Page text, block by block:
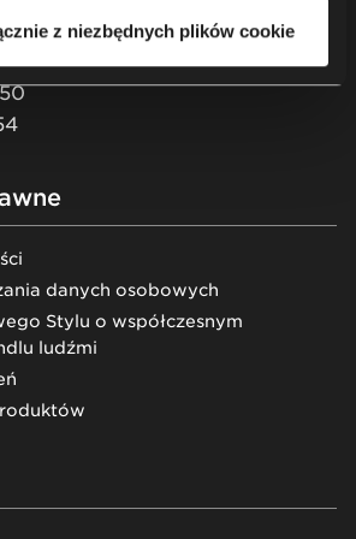
z niezbędnych plików cookie
KRS
51 550 PLN
danych osobowych
Stylu o współczesnym
ludźmi